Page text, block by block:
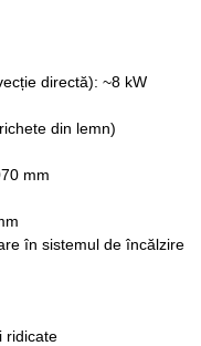
directă): ~8 kW
din lemn)
mm
în sistemul de încălzire
ridicate